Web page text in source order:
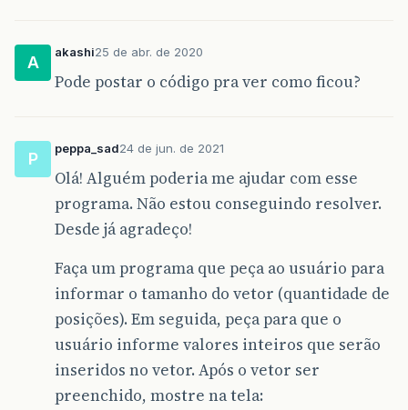
A
akashi25 de abr. de 2020
Pode postar o código pra ver como ficou?
P
peppa_sad24 de jun. de 2021
Olá! Alguém poderia me ajudar com esse
programa. Não estou conseguindo resolver.
Desde já agradeço!
Faça um programa que peça ao usuário para
informar o tamanho do vetor (quantidade de
posições). Em seguida, peça para que o
usuário informe valores inteiros que serão
inseridos no vetor. Após o vetor ser
preenchido, mostre na tela: